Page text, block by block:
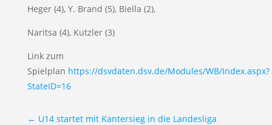
Heger (4), Y. Brand (5), Biella (2),
Naritsa (4), Kutzler (3)
Link zum
Spielplan https://dsvdaten.dsv.de/Modules/WB/Index.aspx?
StateID=16
← U14 startet mit Kantersieg in die Landesliga